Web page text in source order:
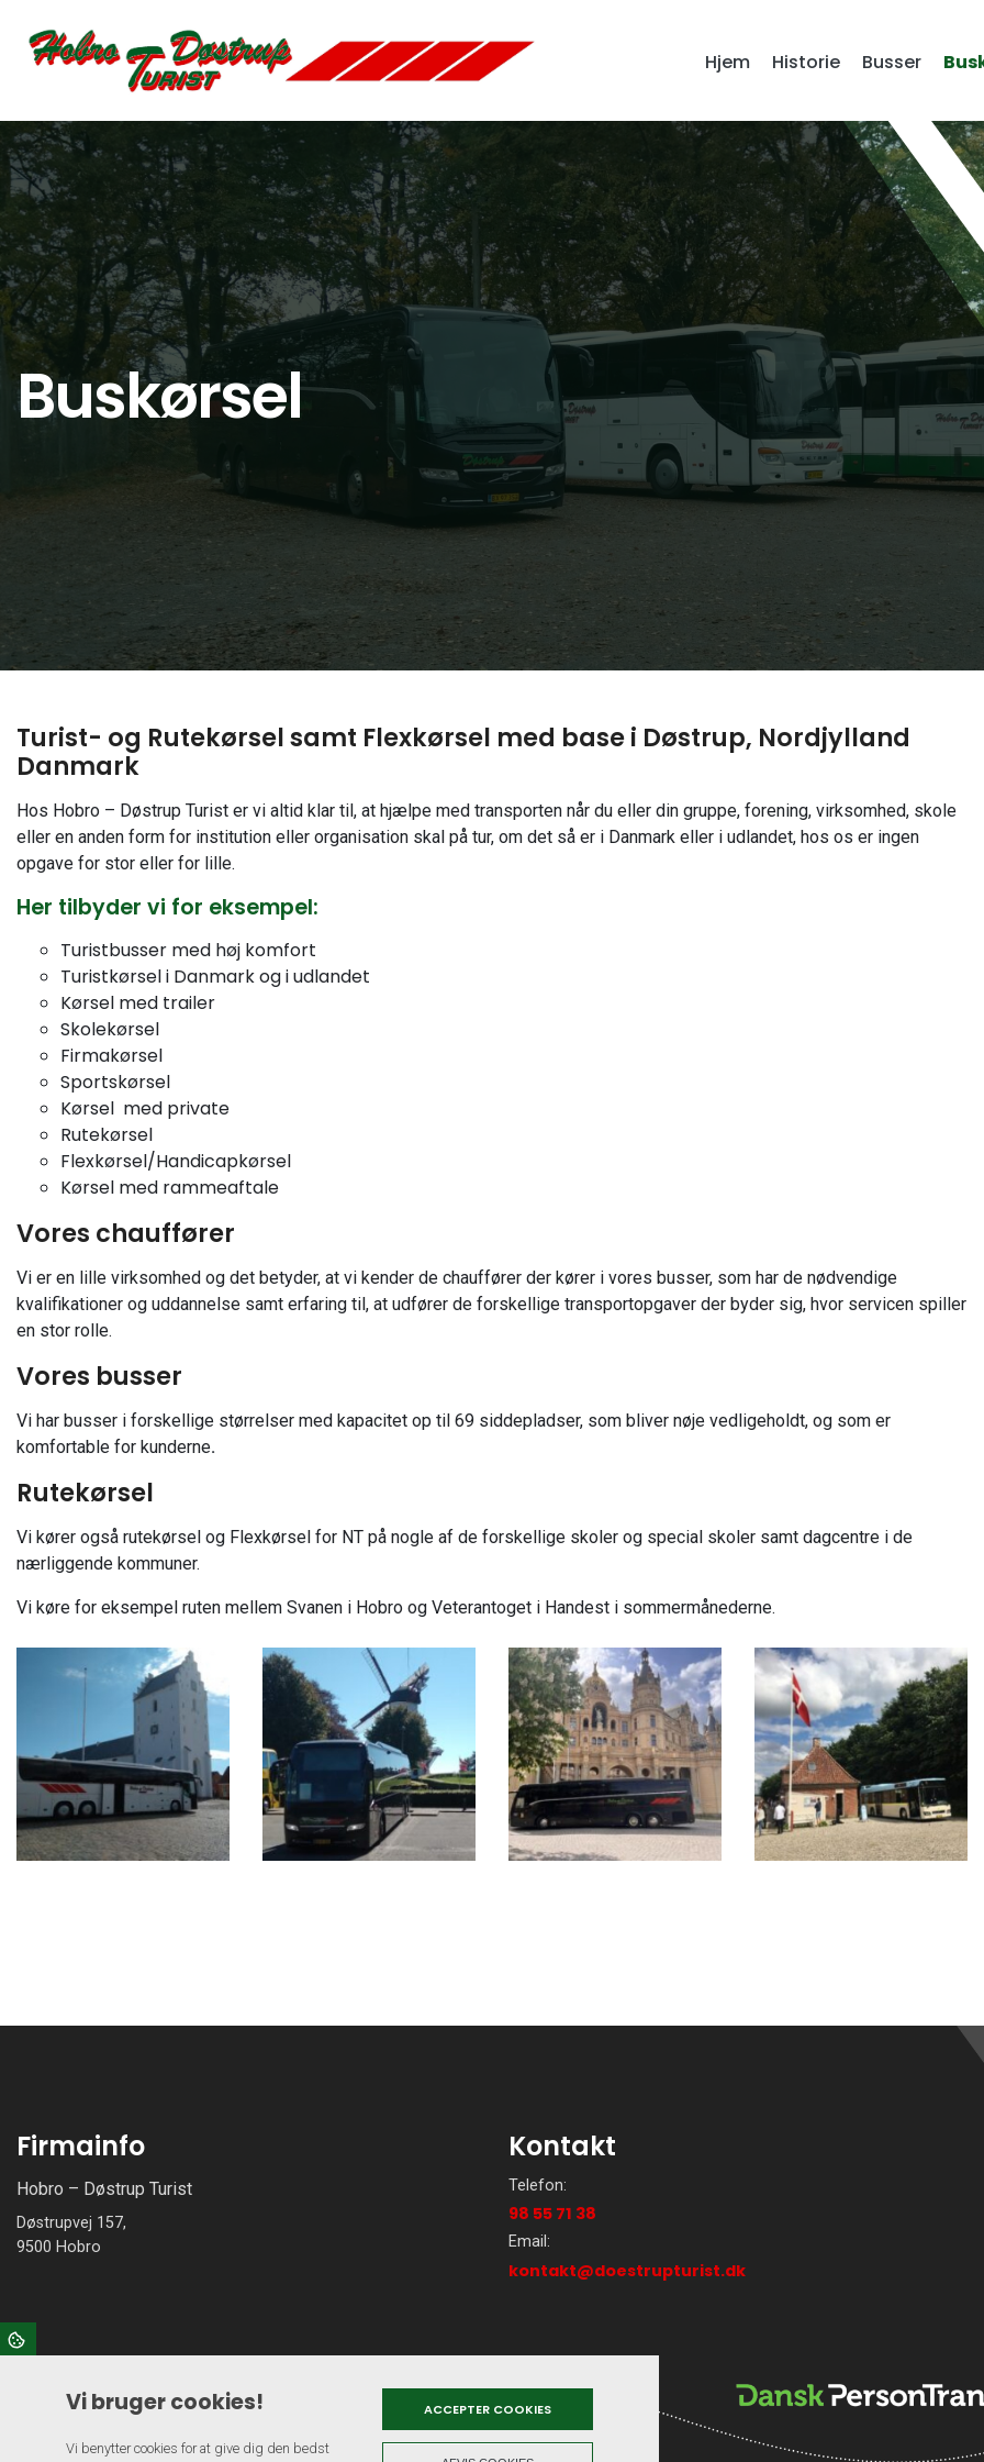
hovedindhold
Hjem Historie Busser
Buskørsel
Turist- og Rutekørsel samt Flexkørsel med base i Døstrup, Nordjylland
Danmark
Hos Hobro – Døstrup Turist er vi altid klar til, at hjælpe med transporten når du eller din gruppe, forening, virksomhed, skole
eller en anden form for institution eller organisation skal på tur, om det så er i Danmark eller i udlandet, hos os er ingen
opgave for stor eller for lille.
Her tilbyder vi for eksempel:
Turistbusser med høj komfort
Turistkørsel i Danmark og i udlandet
Kørsel med trailer
Skolekørsel
Firmakørsel
Sportskørsel
Kørsel med private
Rutekørsel
Flexkørsel/Handicapkørsel
Kørsel med rammeaftale
Vores chauffører
Vi er en lille virksomhed og det betyder, at vi kender de chauffører der kører i vores busser, som har de nødvendige
kvalifikationer og uddannelse samt erfaring til, at udfører de forskellige transportopgaver der byder sig, hvor servicen spiller
en stor rolle.
Vores busser
Vi har busser i forskellige størrelser med kapacitet op til 69 siddepladser, som bliver nøje vedligeholdt, og som er
komfortable for kunderne.
Rutekørsel
Vi kører også rutekørsel og Flexkørsel for NT på nogle af de forskellige skoler og special skoler samt dagcentre i de
nærliggende kommuner.
Vi køre for eksempel ruten mellem Svanen i Hobro og Veterantoget i Handest i sommermånederne.
Firmainfo
Hobro – Døstrup Turist
Døstrupvej 157,
9500 Hobro
Kontakt
Telefon:
98 55 71 38
Email:
kontakt@doestrupturist.dk
Vi bruger cookies!
Vi benytter cookies for at give dig den bedst
ACCEPTER COOKIES